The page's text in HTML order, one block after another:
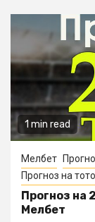
1 min read
Мелбет
Прогноз на
Прогноз на
Мелбет